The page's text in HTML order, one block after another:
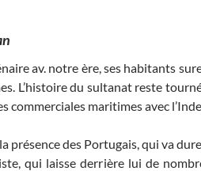
av. notre ère, ses habitants
L’histoire du sultanat reste
commerciales maritimes avec
présence des Portugais, qui va
qui laisse derrière lui de